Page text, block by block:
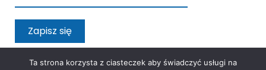
Zapisz się
Ta strona korzysta z ciasteczek aby świadczyć usługi na